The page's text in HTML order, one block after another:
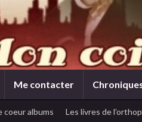
Me contacter
coeur albums Les livres de